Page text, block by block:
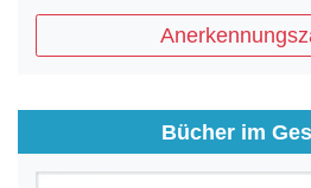
Bücher im